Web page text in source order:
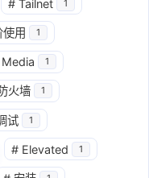
# Tailnet 1
用 1
Media 1
火墙 1
试 1
# Elevated 1